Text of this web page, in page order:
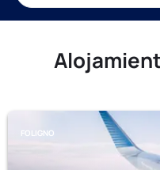
FOLIGNO